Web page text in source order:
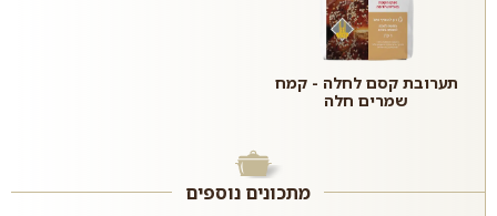
תערובת קסם לחלה - קמח
שמרים חלה
מתכונים נוספים